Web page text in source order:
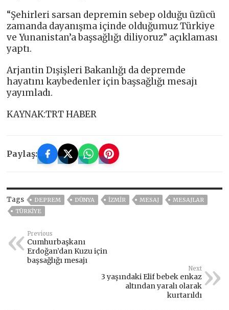
“Şehirleri sarsan depremin sebep olduğu üzücü
zamanda dayanışma içinde olduğumuz Türkiye
ve Yunanistan’a başsağlığı diliyoruz” açıklaması
yaptı.
Arjantin Dışişleri Bakanlığı da depremde
hayatını kaybedenler için başsağlığı mesajı
yayımladı.
KAYNAK:TRT HABER
Paylaş:
Tags DEPREM DÜNYA İZMIR MESAJ
MESAJLAR
TÜRKİYE
Previous
Cumhurbaşkanı
Erdoğan’dan Kuzu için
başsağlığı mesajı
Next
3 yaşındaki Elif bebek enkaz
altından yaralı olarak
kurtarıldı